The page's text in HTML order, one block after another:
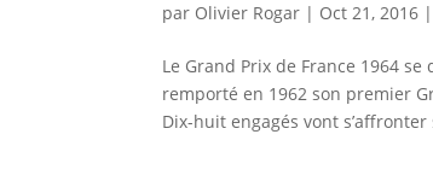
par Olivier Rogar | Oct 21, 2016 |
Le Grand Prix de France 1964
remporté en 1962 son premier
Dix-huit engagés vont s’affronter